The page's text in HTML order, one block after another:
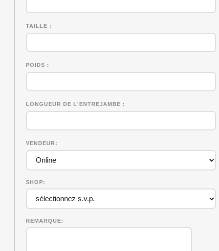
TAILLE
POIDS
LONGUEUR DE L'ENTREJAMBE
VENDEUR
SHOP
REMARQUE